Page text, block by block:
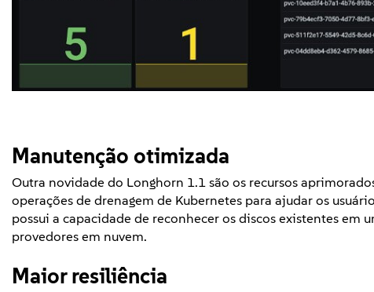
Manutenção otimizada
Outra novidade do Longhorn 1.1 são os recursos
operações de drenagem de Kubernetes para ajudar os
possui a capacidade de reconhecer os discos existentes
provedores em nuvem.
Maior resiliência